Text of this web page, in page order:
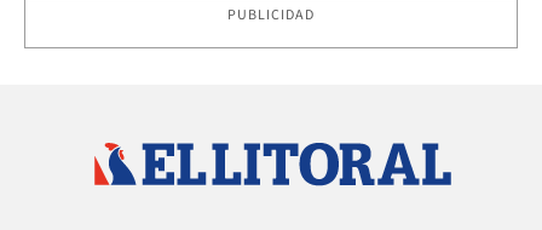
PUBLICIDAD